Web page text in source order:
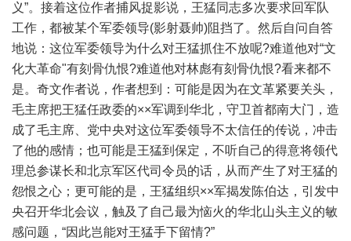
义”。接着这位作者捕风捉影说，王猛同志多次要求回军队
工作，都被某个军委领导(影射聂帅)阻挡了。然后自问自答
地说：这位军委领导为什么对王猛抓住不放呢?难道他对“文
化大革命"有刻骨仇恨?难道他对林彪有刻骨仇恨?看来都不
是。奇文作者说，作者想到：可能是因为在文革紧要关头，
毛主席把王猛任政委的××军调到华北，守卫首都南大门，造
成了毛主席、党中央对这位军委领导不太信任的传说，冲击
了他的感情；也可能是王猛到保定，不听自己的得意将领代
理总参谋长和北京军区代司令员的话，从而产生了对王猛的
怨恨之心；更可能的是，王猛组织××军揭发陈伯达，引发中
央召开华北会议，触及了自己最为恼火的华北山头主义的敏
感问题，“因此岂能对王猛手下留情?”